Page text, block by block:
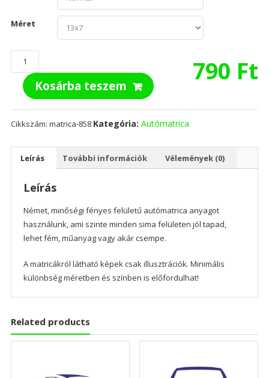
Méret
790 Ft
Save
SOHC
mennyiségKosárba teszem
Cikkszám: matrica-858 Kategória: Autómatrica
Leírás További információk Vélemények (0)
Leírás
Német, minőségi fényes felületű autómatrica anyagot
használunk, ami szinte minden sima felületen jól tapad,
lehet fém, műanyag vagy akár csempe.
A matricákról látható képek csak illusztrációk. Minimális
különbség méretben és színben is előfordulhat!
Related products